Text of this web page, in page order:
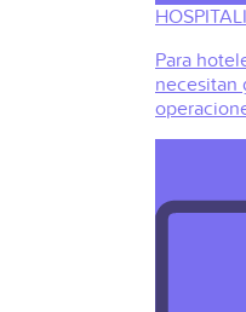
Para
necesitan